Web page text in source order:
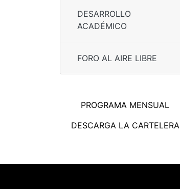
DESARROLLO
ACADÉMICO
FORO AL AIRE LIBRE
PROGRAMA MENSUAL
DESCARGA LA CARTELERA